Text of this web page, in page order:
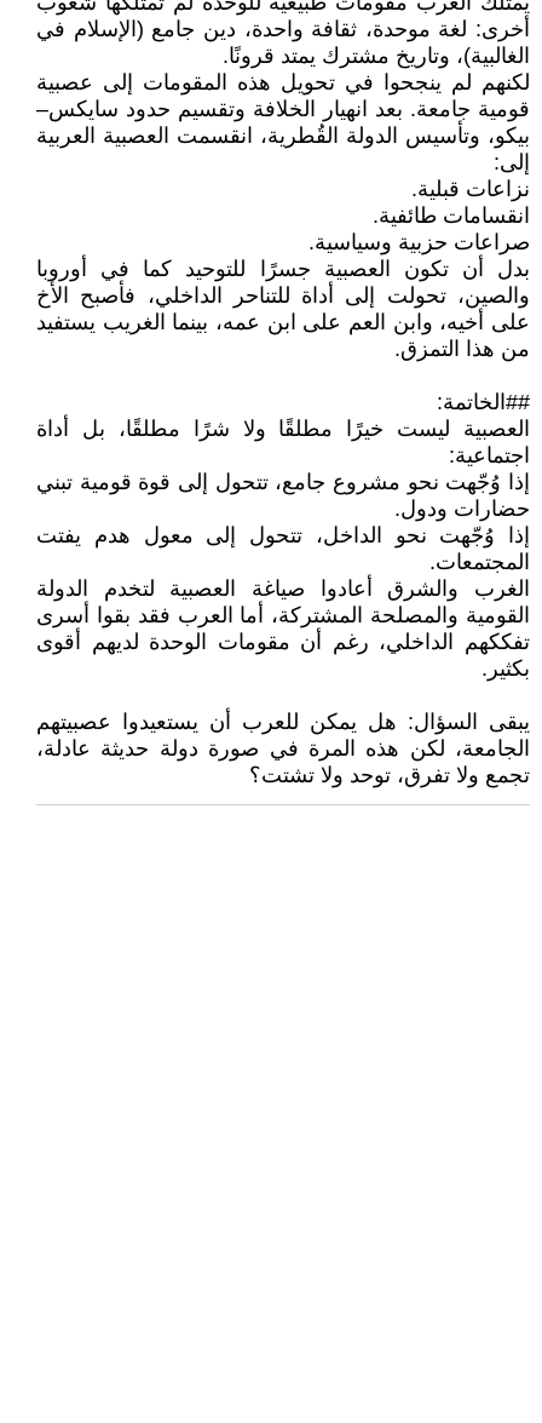
أخرى: لغة موحدة، ثقافة واحدة، دين جامع (الإسلام في
الغالبية)، وتاريخ مشترك يمتد قرونًا.
لكنهم لم ينجحوا في تحويل هذه المقومات إلى عصبية
قومية جامعة. بعد انهيار الخلافة وتقسيم حدود سايكس–
بيكو، وتأسيس الدولة القُطرية، انقسمت العصبية العربية
إلى:
نزاعات قبلية.
انقسامات طائفية.
صراعات حزبية وسياسية.
بدل أن تكون العصبية جسرًا للتوحيد كما في أوروبا
والصين، تحولت إلى أداة للتناحر الداخلي، فأصبح الأخ
على أخيه، وابن العم على ابن عمه، بينما الغريب يستفيد
من هذا التمزق.
##الخاتمة:
العصبية ليست خيرًا مطلقًا ولا شرًا مطلقًا، بل أداة
اجتماعية:
إذا وُجّهت نحو مشروع جامع، تتحول إلى قوة قومية تبني
حضارات ودول.
إذا وُجّهت نحو الداخل، تتحول إلى معول هدم يفتت
المجتمعات.
الغرب والشرق أعادوا صياغة العصبية لتخدم الدولة
القومية والمصلحة المشتركة، أما العرب فقد بقوا أسرى
تفككهم الداخلي، رغم أن مقومات الوحدة لديهم أقوى
بكثير.
يبقى السؤال: هل يمكن للعرب أن يستعيدوا عصبيتهم
الجامعة، لكن هذه المرة في صورة دولة حديثة عادلة،
تجمع ولا تفرق، توحد ولا تشتت؟